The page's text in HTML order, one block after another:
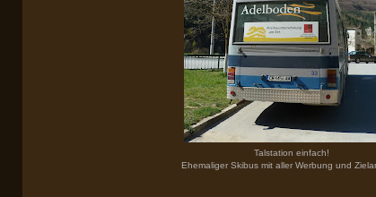
Talstation einfach!
Ehemaliger Skibus mit aller Werbung und